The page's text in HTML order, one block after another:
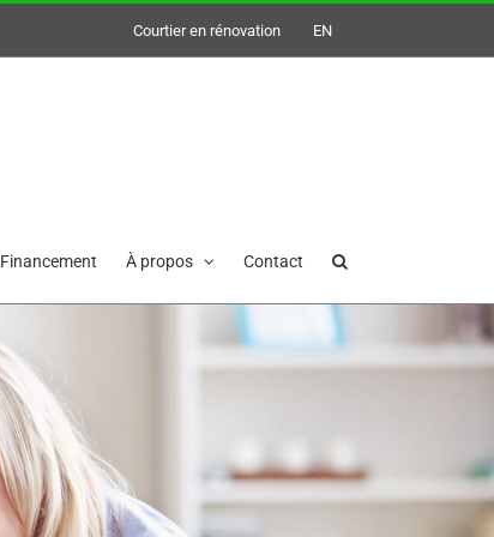
Courtier en rénovation EN
Financement À propos Contact